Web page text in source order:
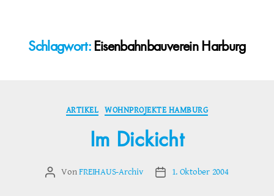
STATTBAU
HAMBURG
Schlagwort: Eisenbahnbauverein Harburg
Kategorien
ARTIKEL WOHNPROJEKTE HAMBURG
Im Dickicht
Beitragsautor
VonFREIHAUS-Archiv Veröffentlichungsdatum
1. Oktober 2004